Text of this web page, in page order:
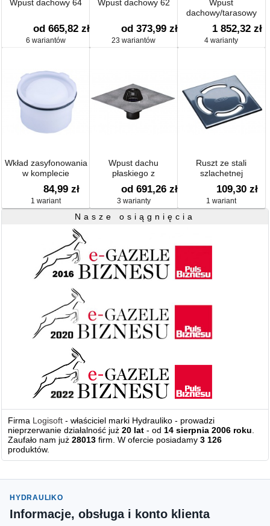
Wpust dachowy 64
od 665,82 zł
6 wariantów
Wpust dachowy 62
od 373,99 zł
23 wariantów
Wpust
dachowy/tarasowy
pionowy, kratka
ściekowa ze stali
szlachetnej, z
1 852,32 zł
4 warianty
Wkład zasyfonowania
w komplecie
84,99 zł
1 wariant
Wpust dachu
płaskiego z
przyspawanym
płaszczem
bitumicznym d 500mm
od 691,26 zł
3 warianty
Ruszt ze stali
szlachetnej
115x115mm
109,30 zł
1 wariant
Nasze osiągnięcia
Firma Logisoft - właściciel marki Hydrauliko - prowadzi
nieprzerwanie działalność już20 lat - od 14 sierpnia 2006 roku
Zaufało nam już28013 firm. W ofercie posiadamy3 126
produktów.
HYDRAULIKO
Informacje, obsługa i konto klienta